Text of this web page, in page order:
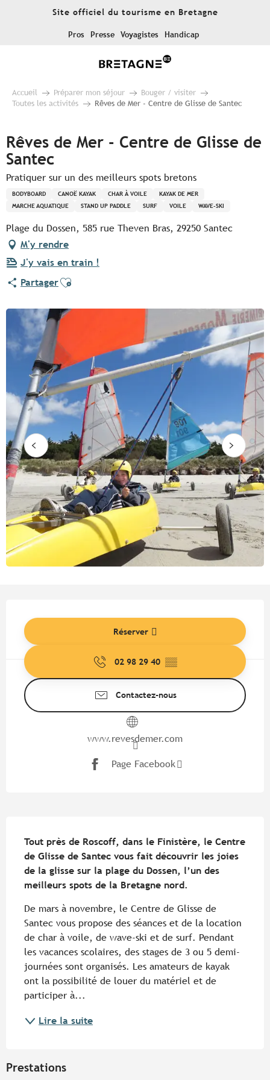
Site officiel du tourisme en Bretagne
Pros Presse Voyagistes Handicap
Accueil Préparer mon séjour
Bouger / visiter
Toutes les activités
Rêves de Mer - Centre de Glisse de Santec
Rêves de Mer - Centre de Glisse de
Santec
Pratiquer sur un des meilleurs spots bretons
BODYBOARD CANOË KAYAK CHAR À VOILE
KAYAK DE MER
MARCHE AQUATIQUE
STAND UP PADDLE SURF VOILE WAVE-SKI
Plage du Dossen, 585 rue Theven Bras, 29250 Santec
M'y rendre
J'y vais en train !
PartagerAjouter aux favoris
Réserver
02 98 29 40 ▒▒
Contactez-nous
www.revesdemer.com
Page Facebook
Tout près de Roscoff, dans le Finistère, le Centre
de Glisse de Santec vous fait découvrir les joies
de la glisse sur la plage du Dossen, l’un des
meilleurs spots de la Bretagne nord.
De mars à novembre, le Centre de Glisse de
Santec vous propose des séances et de la location
de char à voile, de wave-ski et de surf. Pendant
les vacances scolaires, des stages de 3 ou 5 demi-
journées sont organisés. Les amateurs de kayak
ont la possibilité de louer du matériel et de
participer à...
Lire la suite
Prestations